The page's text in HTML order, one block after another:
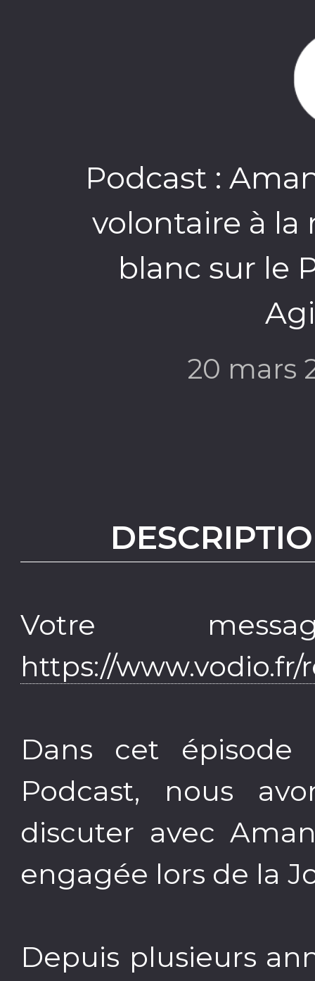
Podcast :
volontaire à
blanc sur le
20 mars
Votre
https://
Dans cet
Podcast, nous
discuter avec
engagée lors de la
Depuis plusieurs